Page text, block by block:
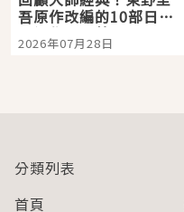
吾原作改編的10部日本
影視作品推薦
2026年07月28日
分類列表
首頁